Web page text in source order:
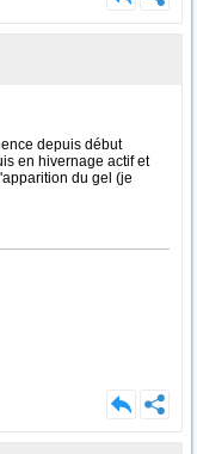
depuis début
en hivernage actif et
du gel (je